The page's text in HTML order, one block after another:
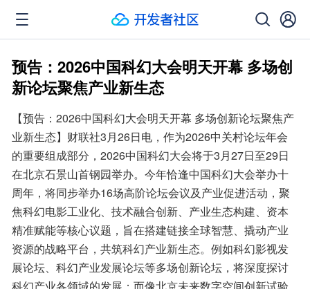
预告：2026中国科幻大会明天开幕 多场创
新论坛聚焦产业新生态
【预告：2026中国科幻大会明天开幕 多场创新论坛聚焦产
业新生态】财联社3月26日电，作为2026中关村论坛年会
的重要组成部分，2026中国科幻大会将于3月27日至29日
在北京石景山首钢园举办。今年恰逢中国科幻大会举办十
周年，将同步举办16场高阶论坛会议及产业促进活动，聚
焦科幻电影工业化、技术融合创新、产业生态构建、资本
精准赋能等核心议题，旨在搭建链接全球智慧、撬动产业
资源的战略平台，共筑科幻产业新生态。例如科幻影视发
展论坛、科幻产业发展论坛等多场创新论坛，将深度探讨